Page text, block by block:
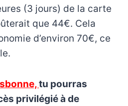
(3 jours) de la carte
que 44€. Cela
d’environ 70€, ce
ne,tu pourras
privilégié à de